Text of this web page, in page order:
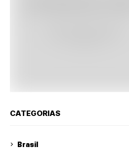
CATEGORIAS
Brasil